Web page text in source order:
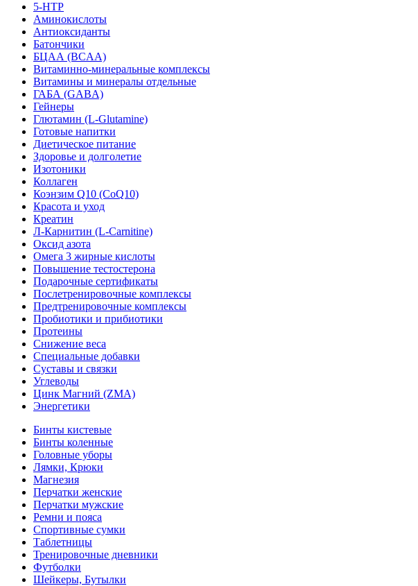
5-HTP
Аминокислоты
Антиоксиданты
Батончики
БЦАА (BCAA)
Витаминно-минеральные комплексы
Витамины и минералы отдельные
ГАБА (GABA)
Гейнеры
Глютамин (L-Glutamine)
Готовые напитки
Диетическое питание
Здоровье и долголетие
Изотоники
Коллаген
Коэнзим Q10 (CoQ10)
Красота и уход
Креатин
Л-Карнитин (L-Сarnitine)
Оксид азота
Омега 3 жирные кислоты
Повышение тестостерона
Подарочные сертификаты
Послетренировочные комплексы
Предтренировочные комплексы
Пробиотики и прибиотики
Протеины
Снижение веса
Специальные добавки
Суставы и связки
Углеводы
Цинк Магний (ZMA)
Энергетики
Бинты кистевые
Бинты коленные
Головные уборы
Лямки, Крюки
Магнезия
Перчатки женские
Перчатки мужские
Ремни и пояса
Спортивные сумки
Таблетницы
Тренировочные дневники
Футболки
Шейкеры, Бутылки